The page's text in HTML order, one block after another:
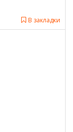
В закладки